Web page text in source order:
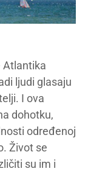
Atlantika
ljudi glasaju
I ova
dohotku,
određenoj
Život se
su im i